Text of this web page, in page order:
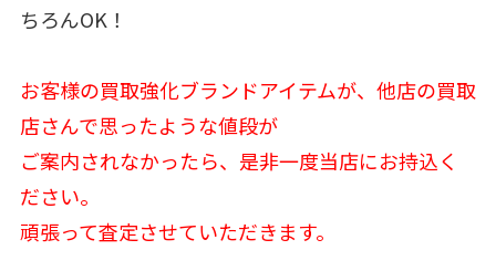
ちろんOK！
お客様の買取強化ブランドアイテムが、他店の買取
店さんで思ったような値段が
ご案内されなかったら、是非一度当店にお持込く
ださい。
頑張って査定させていただきます。